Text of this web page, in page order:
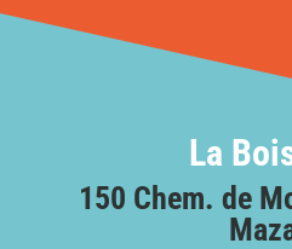
La
150 Chem. de